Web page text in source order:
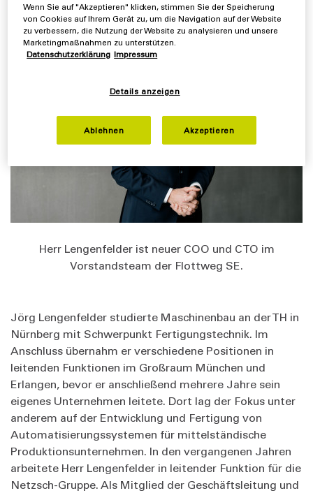
Herr Lengenfelder ist neuer COO und CTO im
Vorstandsteam der Flottweg SE.
Jörg Lengenfelder studierte Maschinenbau an der TH in
Nürnberg mit Schwerpunkt Fertigungstechnik. Im
Anschluss übernahm er verschiedene Positionen in
leitenden Funktionen im Großraum München und
Erlangen, bevor er anschließend mehrere Jahre sein
eigenes Unternehmen leitete. Dort lag der Fokus unter
anderem auf der Entwicklung und Fertigung von
Automatisierungssystemen für mittelständische
Produktionsunternehmen. In den vergangenen Jahren
arbeitete Herr Lengenfelder in leitender Funktion für die
Netzsch-Gruppe. Als Mitglied der Geschäftsleitung und
Wenn Sie auf "Akzeptieren" klicken, stimmen Sie der Speicherung
von Cookies auf Ihrem Gerät zu, um die Navigation auf der Website
zu verbessern, die Nutzung der Website zu analysieren und unsere
Marketingmaßnahmen zu unterstützen.
Datenschutzerklärung Impressum
Details anzeigen
Ablehnen Akzeptieren